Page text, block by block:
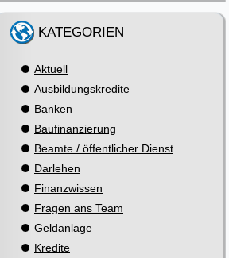
KATEGORIEN
Aktuell
Ausbildungskredite
Banken
Baufinanzierung
Beamte / öffentlicher Dienst
Darlehen
Finanzwissen
Fragen ans Team
Geldanlage
Kredite